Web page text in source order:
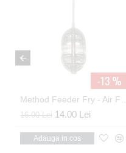
Method Feeder Fry - Air Flat Method In-Line Extra Large 70g
Lei 14.00 Lei
Adauga in cos